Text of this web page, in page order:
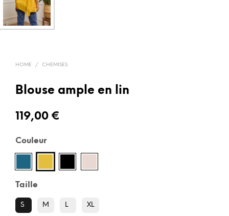
HOME / CHEMISES
Blouse ample en lin
119,00 €
Couleur
Taille
S M L XL